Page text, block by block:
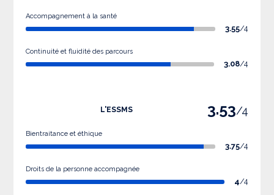
Accompagnement à la santé
3.55/4
Continuité et fluidité des parcours
3.08/4
L'ESSMS 3.53/4
Bientraitance et éthique
3.75/4
Droits de la personne accompagnée
4/4